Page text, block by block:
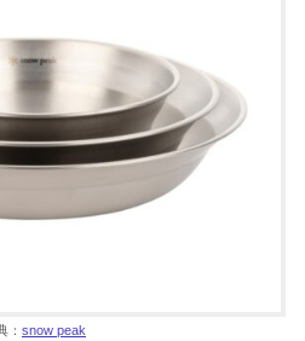
： snow peak